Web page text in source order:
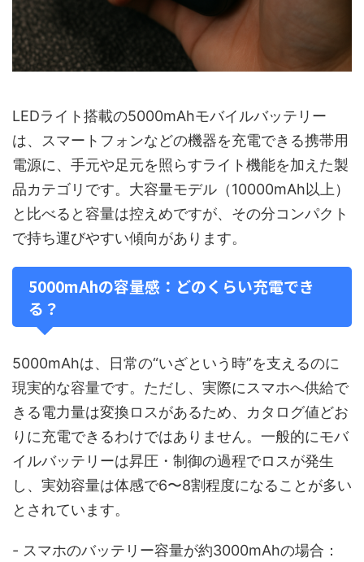
LEDライト搭載の5000mAhモバイルバッテリー
は、スマートフォンなどの機器を充電できる携帯用
電源に、手元や足元を照らすライト機能を加えた製
品カテゴリです。大容量モデル（10000mAh以上）
と比べると容量は控えめですが、その分コンパクト
で持ち運びやすい傾向があります。
5000mAhの容量感：どのくらい充電でき
る？
5000mAhは、日常の“いざという時”を支えるのに
現実的な容量です。ただし、実際にスマホへ供給で
きる電力量は変換ロスがあるため、カタログ値どお
りに充電できるわけではありません。一般的にモバ
イルバッテリーは昇圧・制御の過程でロスが発生
し、実効容量は体感で6〜8割程度になることが多い
とされています。
- スマホのバッテリー容量が約3000mAhの場合：